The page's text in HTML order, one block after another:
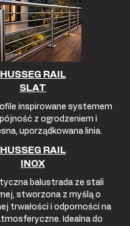
HUSSEG RAIL
SLAT
inspirowane systemem
z ogrodzeniem i
uporządkowana linia.
HUSSEG RAIL
INOX
balustrada ze stali
stworzona z myślą o
trwałości i odporności na
Idealna do